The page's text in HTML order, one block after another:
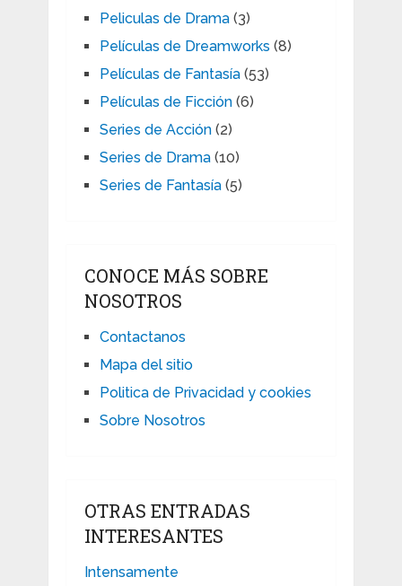
Peliculas de Drama(3)
Películas de Dreamworks (8)
Películas de Fantasía(53)
Películas de Ficción(6)
Series de Acción(2)
Series de Drama(10)
Series de Fantasía(5)
CONOCE MÁS SOBRE
NOSOTROS
Contactanos
Mapa del sitio
Politica de Privacidad y cookies
Sobre Nosotros
OTRAS ENTRADAS
INTERESANTES
Intensamente